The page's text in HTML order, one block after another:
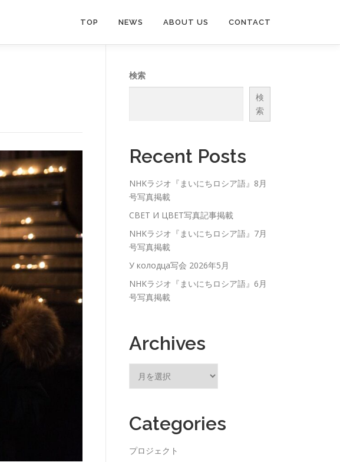
TOP NEWS ABOUT US CONTACT
検索
検
索
Recent Posts
NHKラジオ『まいにちロシア語』8月
号写真掲載
СВЕТ И ЦВЕТ写真記事掲載
NHKラジオ『まいにちロシア語』7月
号写真掲載
У колодца写会 2026年5月
NHKラジオ『まいにちロシア語』6月
号写真掲載
Archives
ブ
Categories
プロジェクト